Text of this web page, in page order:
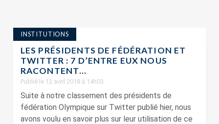
INSTITUTIONS
LES PRÉSIDENTS DE FÉDÉRATION ET
TWITTER : 7 D’ENTRE EUX NOUS
RACONTENT…
Publié le 12 avril 2018 à 14h03
Suite à notre classement des présidents de
fédération Olympique sur Twitter publié hier, nous
avons voulu en savoir plus sur leur utilisation de ce